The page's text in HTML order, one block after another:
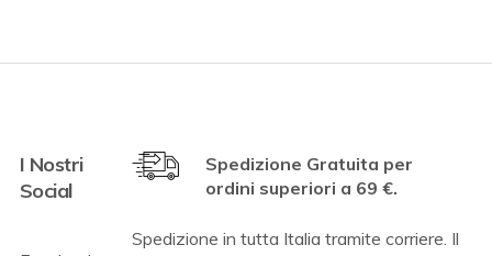
I Nostri
Social
Spedizione Gratuita per
ordini superiori a 69 €.
Spedizione in tutta Italia tramite corriere. Il